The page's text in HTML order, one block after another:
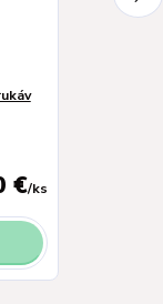
€/ks